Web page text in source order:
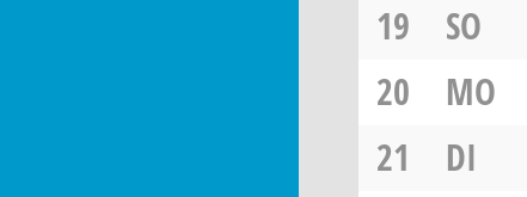
19
SO
20
MO
21
DI